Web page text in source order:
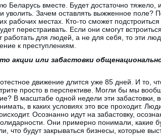
Беларусь вместе. Будет достаточно
уволить. Зачем оставлять выжженное поле?
рабочих местах. Кто-то сможет
перестраивать. Если они смогут
работать для людей, а не для себя, то эти
к преступлениям.
акции или забастовки
движение длится уже 85 дней. И то,
просто в перспективе. Могли бы мы
В масштабе одной недели эти забастовки,
в каких условиях это все проходит.
Осознанно идут на забастовку,
Они примерно понимали, какие
будут закрываться бизнесы, которые